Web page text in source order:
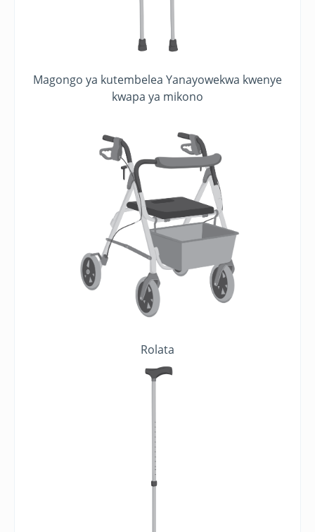
Magongo ya kutembelea Yanayowekwa kwenye
kwapa ya mikono
Rolata